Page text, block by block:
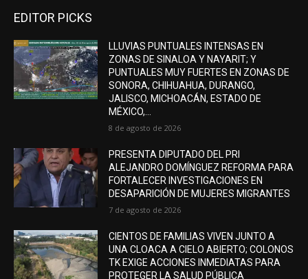
EDITOR PICKS
LLUVIAS PUNTUALES INTENSAS EN
ZONAS DE SINALOA Y NAYARIT; Y
PUNTUALES MUY FUERTES EN ZONAS DE
SONORA, CHIHUAHUA, DURANGO,
JALISCO, MICHOACÁN, ESTADO DE
MÉXICO,...
8 de agosto de 2026
PRESENTA DIPUTADO DEL PRI
ALEJANDRO DOMÍNGUEZ REFORMA PARA
FORTALECER INVESTIGACIONES EN
DESAPARICIÓN DE MUJERES MIGRANTES
7 de agosto de 2026
CIENTOS DE FAMILIAS VIVEN JUNTO A
UNA CLOACA A CIELO ABIERTO; COLONOS
TK EXIGE ACCIONES INMEDIATAS PARA
PROTEGER LA SALUD PÚBLICA